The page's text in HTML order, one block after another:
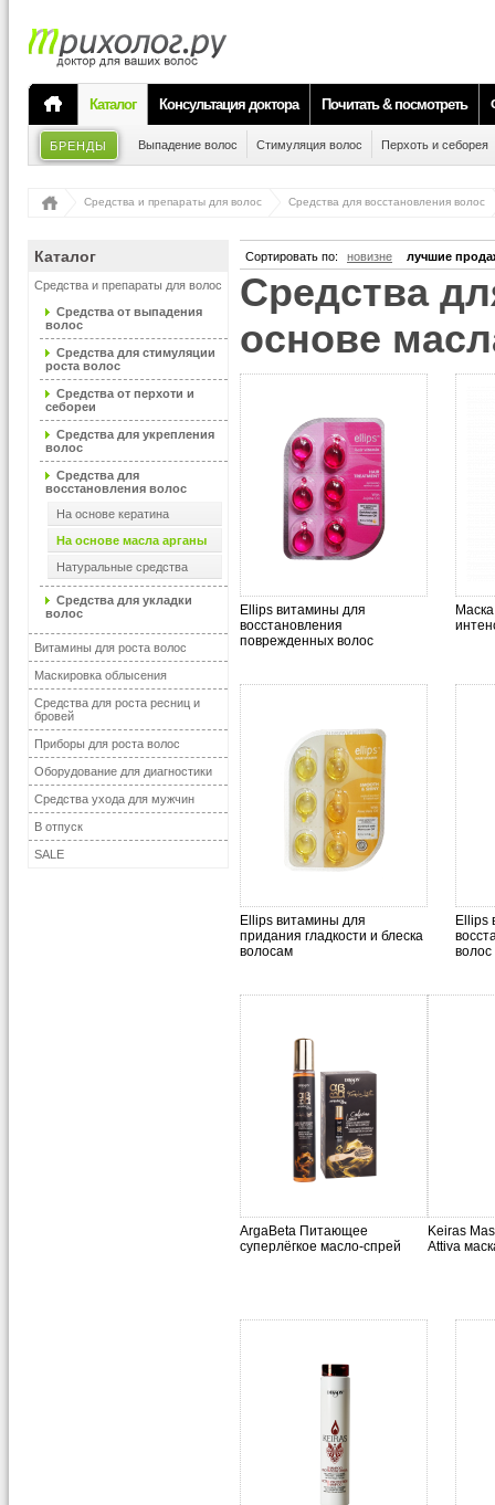
Каталог Консультация доктора Почитать & посмотреть
БРЕНДЫ Выпадение волос Стимуляция волос Перхоть и себорея
Средства и препараты для волос Средства для восстановления волос
Каталог
Средства и препараты для волос
Средства от выпадения
волос
Средства для стимуляции
роста волос
Средства от перхоти и
себореи
Средства для укрепления
волос
Средства для
восстановления волос
На основе кератина
На основе масла арганы
Натуральные средства
Средства для укладки
волос
Витамины для роста волос
Маскировка облысения
Средства для роста ресниц и
бровей
Приборы для роста волос
Оборудование для диагностики
Средства ухода для мужчин
В отпуск
SALE
Сортировать по: новизне лучшие
Средства для восстановления волос, на
основе
Ellips витамины для
восстановления
поврежденных волос
Ellips витамины для
придания гладкости и блеска
волосам
Ellips
волос
ArgaBeta Питающее
суперлёгкое масло-спрей
Keiras
Attiva